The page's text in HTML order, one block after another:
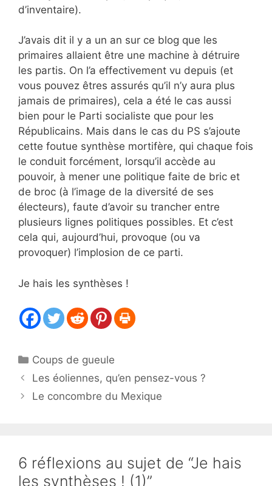
d’inventaire).
J’avais dit il y a un an sur ce blog que les
primaires allaient être une machine à détruire
les partis. On l’a effectivement vu depuis (et
vous pouvez êtres assurés qu’il n’y aura plus
jamais de primaires), cela a été le cas aussi
bien pour le Parti socialiste que pour les
Républicains. Mais dans le cas du PS s’ajoute
cette foutue synthèse mortifère, qui chaque fois
le conduit forcément, lorsqu’il accède au
pouvoir, à mener une politique faite de bric et
de broc (à l’image de la diversité de ses
électeurs), faute d’avoir su trancher entre
plusieurs lignes politiques possibles. Et c’est
cela qui, aujourd’hui, provoque (ou va
provoquer) l’implosion de ce parti.
Je hais les synthèses !
Catégories
Coups de gueule
Les éoliennes, qu’en pensez-vous ?
Le concombre du Mexique
6 réflexions au sujet de “Je hais
les synthèses ! (1)”